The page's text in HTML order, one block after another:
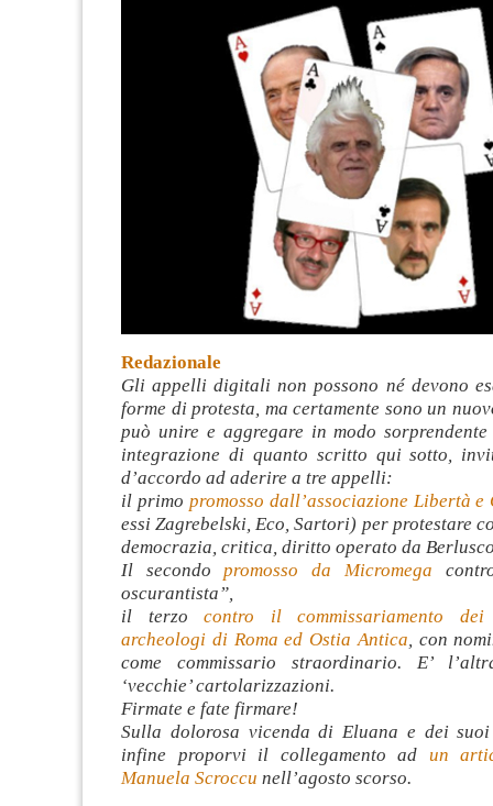
Redazionale
Gli appelli digitali non possono né devono
forme di protesta, ma certamente sono un
può unire e aggregare in modo
integrazione di quanto scritto qui sotto,
d’accordo ad aderire a tre appelli:
il primo promosso dall’associazione Libertà
essi Zagrebelski, Eco, Sartori) per protestare
democrazia, critica, diritto operato da
Il secondopromosso da Micromega
oscurantista”,
il terzo contro il commissariamento dei
archeologi di Roma ed Ostia Antica, con
come commissario straordinario. E’
‘vecchie’ cartolarizzazioni.
Firmate e fate firmare!
Sulla dolorosa vicenda di Eluana e dei
infine proporvi il collegamento ad un
Manuela Scroccu nell’agosto scorso.